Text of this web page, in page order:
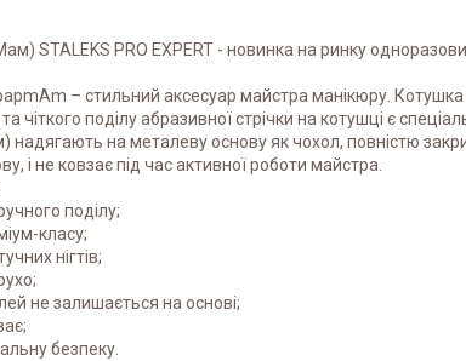
STALEKS PRO EXPERT - новинка на ринку
– стильний аксесуар майстра манікюру. Котушка
поділу абразивної стрічки на котушці є
на металеву основу як чохол, повністю
і не ковзає під час активної роботи майстра.
поділу;
класу;
нігтів;
не залишається на основі;
безпеку.